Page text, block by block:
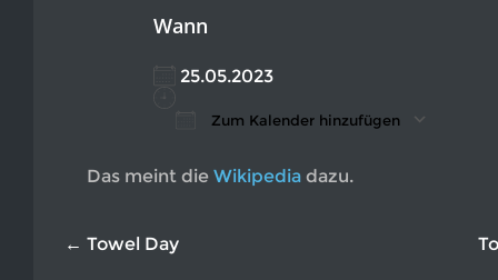
Wann
25.05.2023
Zum Kalender hinzufügen
Das meint die Wikipedia dazu.
← Towel Day